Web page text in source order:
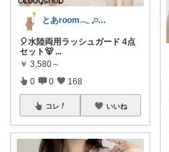
とあroom𓂃 𓈒𓏸心地よい衣食住
🎈水陸両用ラッシュガード 4点
セット🐻...
￥ 3,580～
0 0 168
コレ いいね